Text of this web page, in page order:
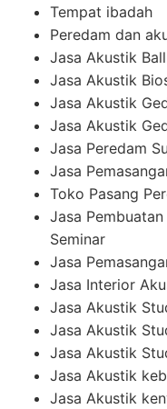
Tempat ibadah
Peredam dan
Jasa Akustik
Jasa Akustik
Jasa Akustik
Jasa Akustik
Jasa Peredam
Jasa
Toko Pasang
Jasa Pembuatan
Seminar
Jasa
Jasa Interior
Jasa Akustik
Jasa Akustik
Jasa Akustik
Jasa Akustik
Jasa Akustik